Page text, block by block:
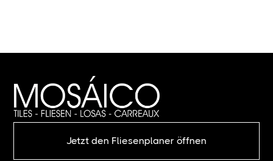
Jetzt den Fliesenplaner öffnen